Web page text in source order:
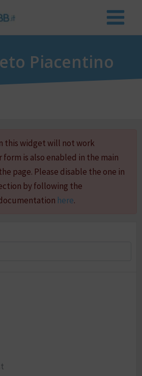
Piacentino
this widget will not work
is also enabled in the main
page. Please disable the one in
by following the
here.